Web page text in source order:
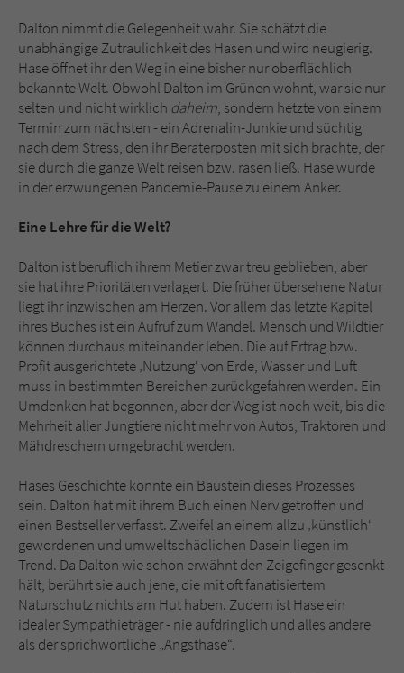
Dalton nimmt die Gelegenheit wahr. Sie schätzt die
unabhängige Zutraulichkeit des Hasen und wird neugierig.
Hase öffnet ihr den Weg in eine bisher nur oberflächlich
bekannte Welt. Obwohl Dalton im Grünen wohnt, war sie nur
selten und nicht wirklich daheim, sondern hetzte von einem
Termin zum nächsten - ein Adrenalin-Junkie und süchtig
nach dem Stress, den ihr Beraterposten mit sich brachte, der
sie durch die ganze Welt reisen bzw. rasen ließ. Hase wurde
in der erzwungenen Pandemie-Pause zu einem Anker.
Eine Lehre für die Welt?
Dalton ist beruflich ihrem Metier zwar treu geblieben, aber
sie hat ihre Prioritäten verlagert. Die früher übersehene Natur
liegt ihr inzwischen am Herzen. Vor allem das letzte Kapitel
ihres Buches ist ein Aufruf zum Wandel. Mensch und Wildtier
können durchaus miteinander leben. Die auf Ertrag bzw.
Profit ausgerichtete ‚Nutzung‘ von Erde, Wasser und Luft
muss in bestimmten Bereichen zurückgefahren werden. Ein
Umdenken hat begonnen, aber der Weg ist noch weit, bis die
Mehrheit aller Jungtiere nicht mehr von Autos, Traktoren und
Mähdreschern umgebracht werden.
Hases Geschichte könnte ein Baustein dieses Prozesses
sein. Dalton hat mit ihrem Buch einen Nerv getroffen und
einen Bestseller verfasst. Zweifel an einem allzu ‚künstlich‘
gewordenen und umweltschädlichen Dasein liegen im
Trend. Da Dalton wie schon erwähnt den Zeigefinger gesenkt
hält, berührt sie auch jene, die mit oft fanatisiertem
Naturschutz nichts am Hut haben. Zudem ist Hase ein
idealer Sympathieträger - nie aufdringlich und alles andere
als der sprichwörtliche „Angsthase“.